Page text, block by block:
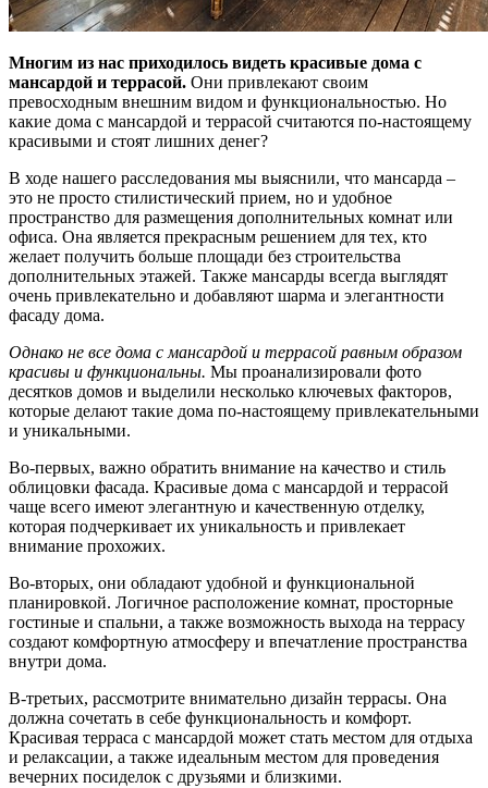
Многим из нас приходилось видеть красивые дома с
мансардой и террасой. Они привлекают своим
превосходным внешним видом и функциональностью. Но
какие дома с мансардой и террасой считаются по-настоящему
красивыми и стоят лишних денег?
В ходе нашего расследования мы выяснили, что мансарда –
это не просто стилистический прием, но и удобное
пространство для размещения дополнительных комнат или
офиса. Она является прекрасным решением для тех, кто
желает получить больше площади без строительства
дополнительных этажей. Также мансарды всегда выглядят
очень привлекательно и добавляют шарма и элегантности
фасаду дома.
Однако не все дома с мансардой и террасой равным образом
красивы и функциональны. Мы проанализировали фото
десятков домов и выделили несколько ключевых факторов,
которые делают такие дома по-настоящему привлекательными
и уникальными.
Во-первых, важно обратить внимание на качество и стиль
облицовки фасада. Красивые дома с мансардой и террасой
чаще всего имеют элегантную и качественную отделку,
которая подчеркивает их уникальность и привлекает
внимание прохожих.
Во-вторых, они обладают удобной и функциональной
планировкой. Логичное расположение комнат, просторные
гостиные и спальни, а также возможность выхода на террасу
создают комфортную атмосферу и впечатление пространства
внутри дома.
В-третьих, рассмотрите внимательно дизайн террасы. Она
должна сочетать в себе функциональность и комфорт.
Красивая терраса с мансардой может стать местом для отдыха
и релаксации, а также идеальным местом для проведения
вечерних посиделок с друзьями и близкими.